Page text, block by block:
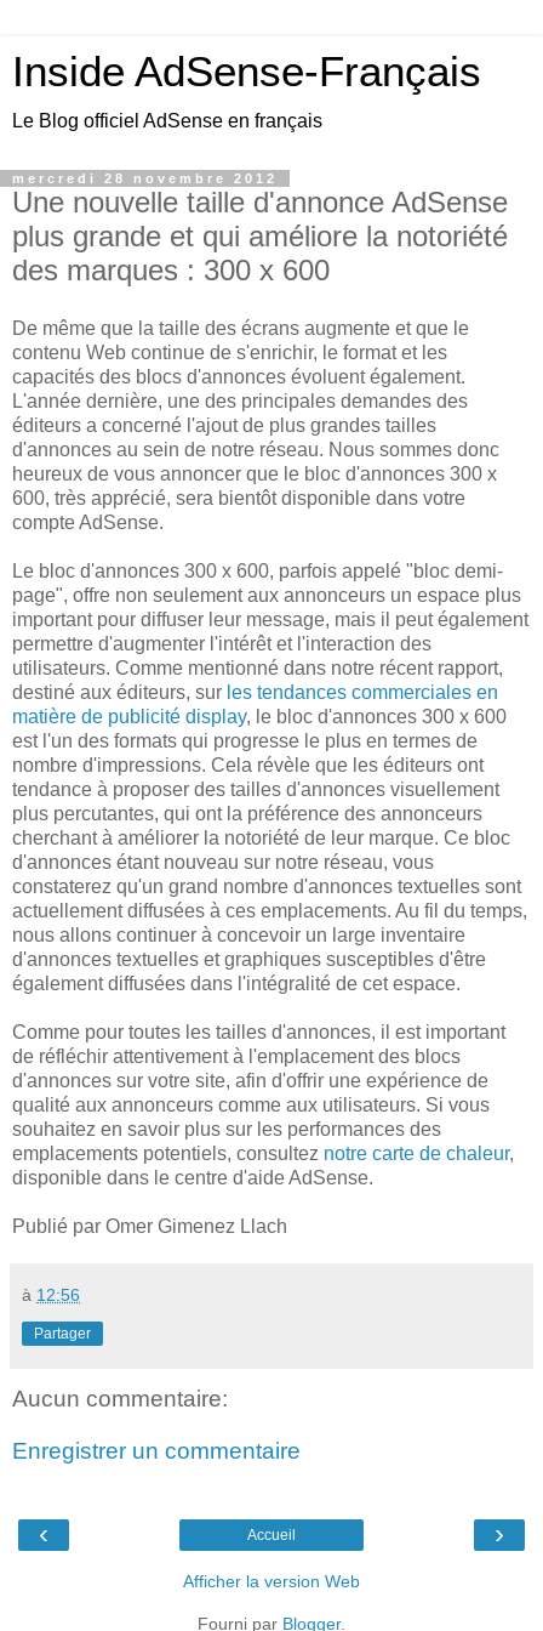
Inside AdSense-Français
Le Blog officiel AdSense en français
mercredi 28 novembre 2012
Une nouvelle taille d'annonce AdSense
plus grande et qui améliore la notoriété
des marques : 300 x 600
De même que la taille des écrans augmente et que le
contenu Web continue de s'enrichir, le format et les
capacités des blocs d'annonces évoluent également.
L'année dernière, une des principales demandes des
éditeurs a concerné l'ajout de plus grandes tailles
d'annonces au sein de notre réseau. Nous sommes donc
heureux de vous annoncer que le bloc d'annonces 300 x
600, très apprécié, sera bientôt disponible dans votre
compte AdSense.
Le bloc d'annonces 300 x 600, parfois appelé "bloc demi-
page", offre non seulement aux annonceurs un espace plus
important pour diffuser leur message, mais il peut également
permettre d'augmenter l'intérêt et l'interaction des
utilisateurs. Comme mentionné dans notre récent rapport,
destiné aux éditeurs, sur les tendances commerciales en
matière de publicité display, le bloc d'annonces 300 x 600
est l'un des formats qui progresse le plus en termes de
nombre d'impressions. Cela révèle que les éditeurs ont
tendance à proposer des tailles d'annonces visuellement
plus percutantes, qui ont la préférence des annonceurs
cherchant à améliorer la notoriété de leur marque. Ce bloc
d'annonces étant nouveau sur notre réseau, vous
constaterez qu'un grand nombre d'annonces textuelles sont
actuellement diffusées à ces emplacements. Au fil du temps,
nous allons continuer à concevoir un large inventaire
d'annonces textuelles et graphiques susceptibles d'être
également diffusées dans l'intégralité de cet espace.
Comme pour toutes les tailles d'annonces, il est important
de réfléchir attentivement à l'emplacement des blocs
d'annonces sur votre site, afin d'offrir une expérience de
qualité aux annonceurs comme aux utilisateurs. Si vous
souhaitez en savoir plus sur les performances des
emplacements potentiels, consultez notre carte de chaleur,
disponible dans le centre d'aide AdSense.
Publié par Omer Gimenez Llach
à 12:56
Partager
Aucun commentaire:
Enregistrer un commentaire
‹ ›
Accueil
Afficher la version Web
Fourni par Blogger.